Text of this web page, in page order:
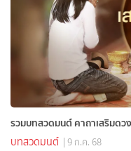
รวมบทสวดมนต์ คาถาเสริมดว
บทสวดมนต์ | 9 ก.ค. 68